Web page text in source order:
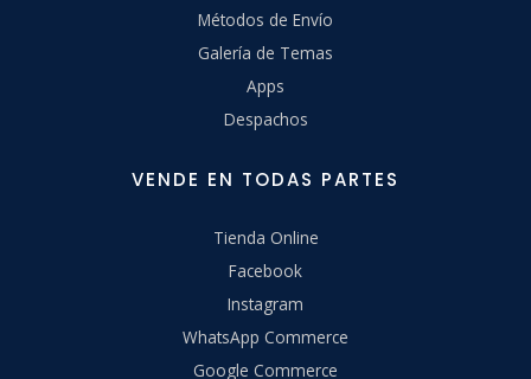
Métodos de Envío
Galería de Temas
Apps
Despachos
VENDE EN TODAS PARTES
Tienda Online
Facebook
Instagram
WhatsApp Commerce
Google Commerce